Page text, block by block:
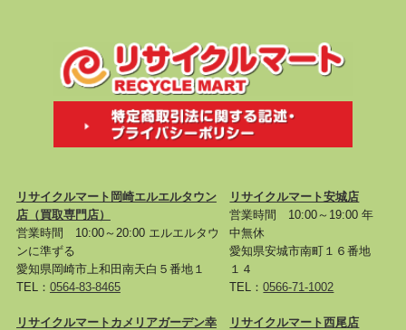
リサイクルマート岡崎エルエルタウン
店（買取専門店）
営業時間 10:00～20:00 エルエルタウ
ンに準ずる
愛知県岡崎市上和田南天白５番地１
TEL： 0564-83-8465
リサイクルマートカメリアガーデン幸
リサイクルマート安城店
営業時間 10:00～19:00 年
中無休
愛知県安城市南町１６番地
１４
TEL：0566-71-1002
リサイクルマート西尾店